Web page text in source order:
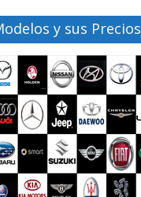
y sus Precios